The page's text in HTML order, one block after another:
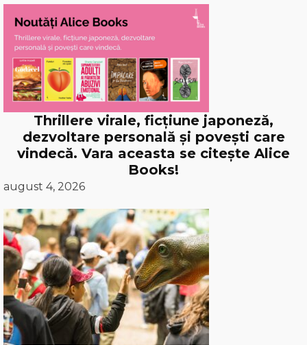
Thrillere virale, ficțiune japoneză,
dezvoltare personală și povești care
vindecă. Vara aceasta se citește Alice
Books!
august 4, 2026